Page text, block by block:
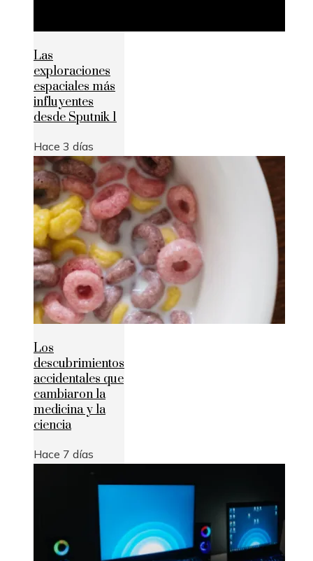
Las
exploraciones
espaciales más
influyentes
desde Sputnik 1
Hace 3 días
Los
descubrimientos
accidentales que
cambiaron la
medicina y la
ciencia
Hace 7 días